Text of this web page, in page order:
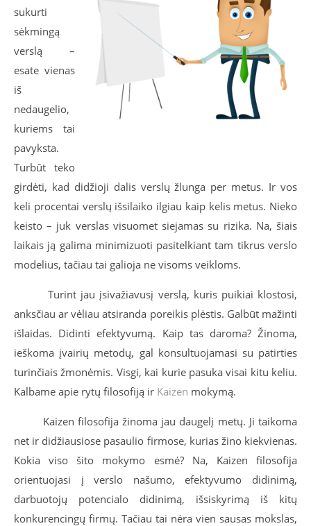
sukurti
sėkmingą
verslą –
esate vienas
iš
nedaugelio,
kuriems tai
pavyksta.
Turbūt teko
girdėti, kad didžioji dalis verslų žlunga per metus. Ir vos
keli procentai verslų išsilaiko ilgiau kaip kelis metus. Nieko
keisto – juk verslas visuomet siejamas su rizika. Na, šiais
laikais ją galima minimizuoti pasitelkiant tam tikrus verslo
modelius, tačiau tai galioja ne visoms veikloms.
Turint jau įsivažiavusį verslą, kuris puikiai klostosi,
anksčiau ar vėliau atsiranda poreikis plėstis. Galbūt mažinti
išlaidas. Didinti efektyvumą. Kaip tas daroma? Žinoma,
ieškoma įvairių metodų, gal konsultuojamasi su patirties
turinčiais žmonėmis. Visgi, kai kurie pasuka visai kitu keliu.
Kalbame apie rytų filosofiją ir Kaizen mokymą.
Kaizen filosofija žinoma jau daugelį metų. Ji taikoma
net ir didžiausiose pasaulio firmose, kurias žino kiekvienas.
Kokia viso šito mokymo esmė? Na, Kaizen filosofija
orientuojasi į verslo našumo, efektyvumo didinimą,
darbuotojų potencialo didinimą, išsiskyrimą iš kitų
konkurencingų firmų. Tačiau tai nėra vien sausas mokslas,